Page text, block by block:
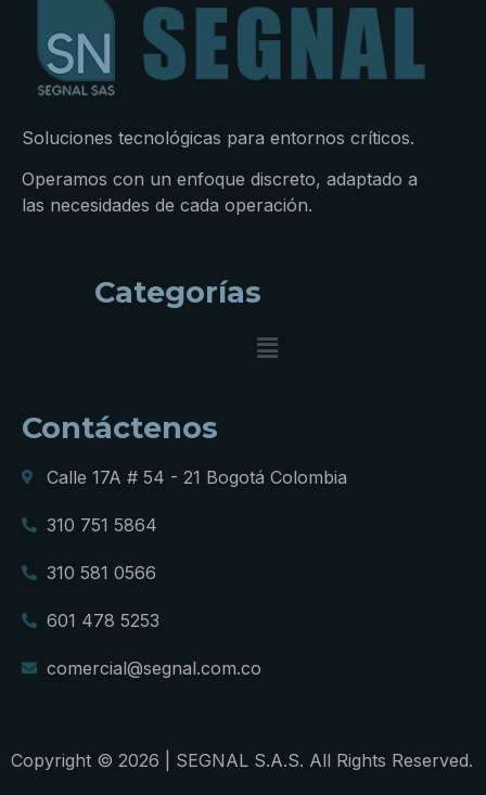
Soluciones tecnológicas para entornos críticos.
Operamos con un enfoque discreto, adaptado a
las necesidades de cada operación.
Categorías
Contáctenos
Calle 17A # 54 - 21 Bogotá Colombia
310 751 5864
310 581 0566
601 478 5253
comercial@segnal.com.co
Copyright © 2026 | SEGNAL S.A.S. All Rights Reserved.